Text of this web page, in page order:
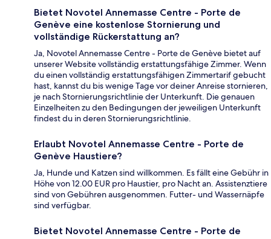
Bietet Novotel Annemasse Centre - Porte de
Genève eine kostenlose Stornierung und
vollständige Rückerstattung an?
Ja, Novotel Annemasse Centre - Porte de Genève bietet auf
unserer Website vollständig erstattungsfähige Zimmer. Wenn
du einen vollständig erstattungsfähigen Zimmertarif gebucht
hast, kannst du bis wenige Tage vor deiner Anreise stornieren,
je nach Stornierungsrichtlinie der Unterkunft. Die genauen
Einzelheiten zu den Bedingungen der jeweiligen Unterkunft
findest du in deren Stornierungsrichtlinie.
Erlaubt Novotel Annemasse Centre - Porte de
Genève Haustiere?
Ja, Hunde und Katzen sind willkommen. Es fällt eine Gebühr in
Höhe von 12.00 EUR pro Haustier, pro Nacht an. Assistenztiere
sind von Gebühren ausgenommen. Futter- und Wassernäpfe
sind verfügbar.
Bietet Novotel Annemasse Centre - Porte de